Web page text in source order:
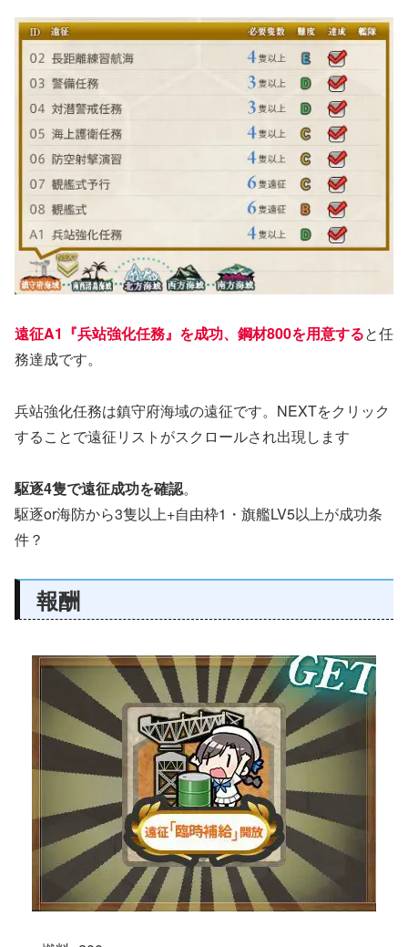
遠征A1『兵站強化任務』を成功、鋼材800を用意すると任
務達成です。
兵站強化任務は鎮守府海域の遠征です。NEXTをクリック
することで遠征リストがスクロールされ出現します
駆逐4隻で遠征成功を確認。
駆逐or海防から3隻以上+自由枠1・旗艦LV5以上が成功条
件？
報酬